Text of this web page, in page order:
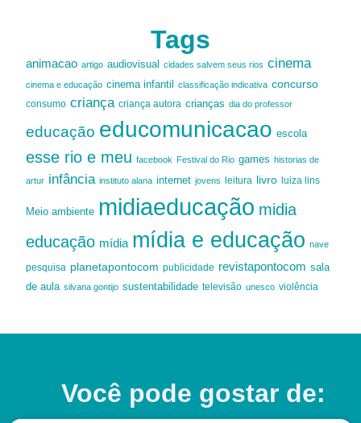
Tags
animacao artigo audiovisual cidades salvem seus rios cinema
cinema e educação cinema infantil classificação indicativa concurso
consumo criança criança autora crianças dia do professor
educação educomunicacao escola
esse rio e meu facebook Festival do Rio games historias de
artur infância instituto alana internet jovens leitura livro luiza lins
Meio ambiente midiaeducação midia
educação mídia mídia e educação nave
pesquisa planetapontocom publicidade revistapontocom sala
de aula silvana gontijo sustentabilidade televisão unesco violência
Você pode gostar de: